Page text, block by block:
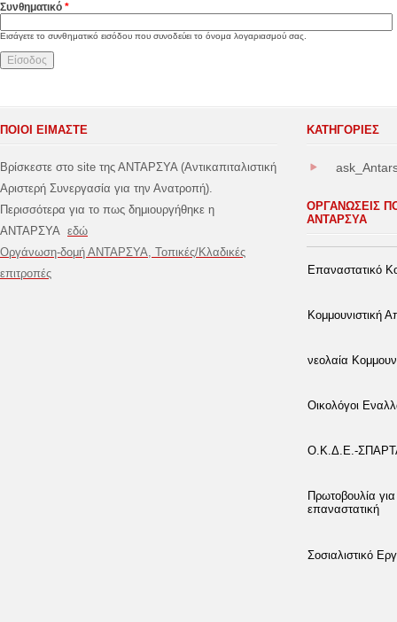
Συνθηματικό *
Εισάγετε το συνθηματικό εισόδου που συνοδεύει το όνομα λογαριασμού σας.
ΠΟΙΟΙ ΕΙΜΑΣΤΕ
Βρίσκεστε στο site της ΑΝΤΑΡΣΥΑ (Αντικαπιταλιστική
Αριστερή Συνεργασία για την Ανατροπή).
Περισσότερα για το πως δημιουργήθηκε η
ΑΝΤΑΡΣΥΑ εδώ
Οργάνωση-δομή ΑΝΤΑΡΣΥΑ, Τοπικές/Κλαδικές
επιτροπές
ΚΑΤΗΓΟΡΊΕΣ
ΟΡΓΑΝΩΣΕΙΣ
ΑΝΤΑΡΣΥΑ
Επαναστατικό
Κομμουνιστική
νεολαία
Οικολόγοι
Ο.Κ.Δ.Ε.-
Πρωτοβουλία
επαναστατική
Σοσιαλιστικό